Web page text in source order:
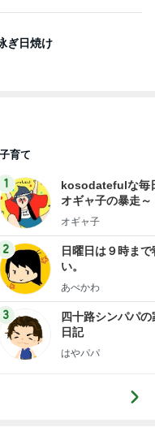
ぎ日焼け
子育て
1
kosodatefulな毎
オギャ子の暴走～
オギャ子
2
日曜日は９時まで
い。
あべかわ
3
四十路シンパパの
日記
はやパパ